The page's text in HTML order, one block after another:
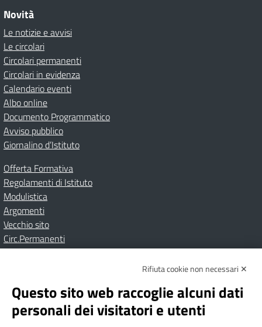
Novità
Le notizie e avvisi
Le circolari
Circolari permanenti
Circolari in evidenza
Calendario eventi
Albo online
Documento Programmatico
Avviso pubblico
Giornalino d’Istituto
Offerta Formativa
Regolamenti di Istituto
Modulistica
Argomenti
Vecchio sito
Circ.Permanenti
Albo onlinePrivacy Policy
Dichiarazione di accessibilità
Note Legali
Rifiuta cookie non necessari ✕
Questo sito web raccoglie alcuni dati
personali dei visitatori e utenti